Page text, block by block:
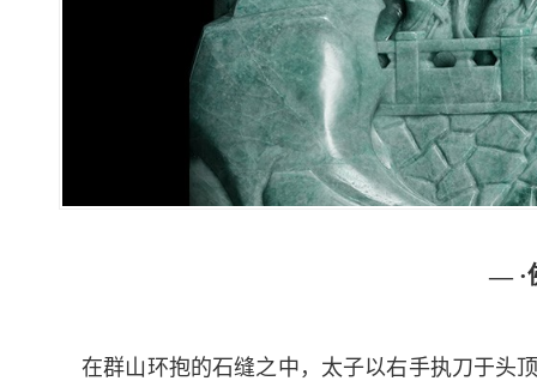
— ·
在群山环抱的石缝之中，太子以右手执刀于头